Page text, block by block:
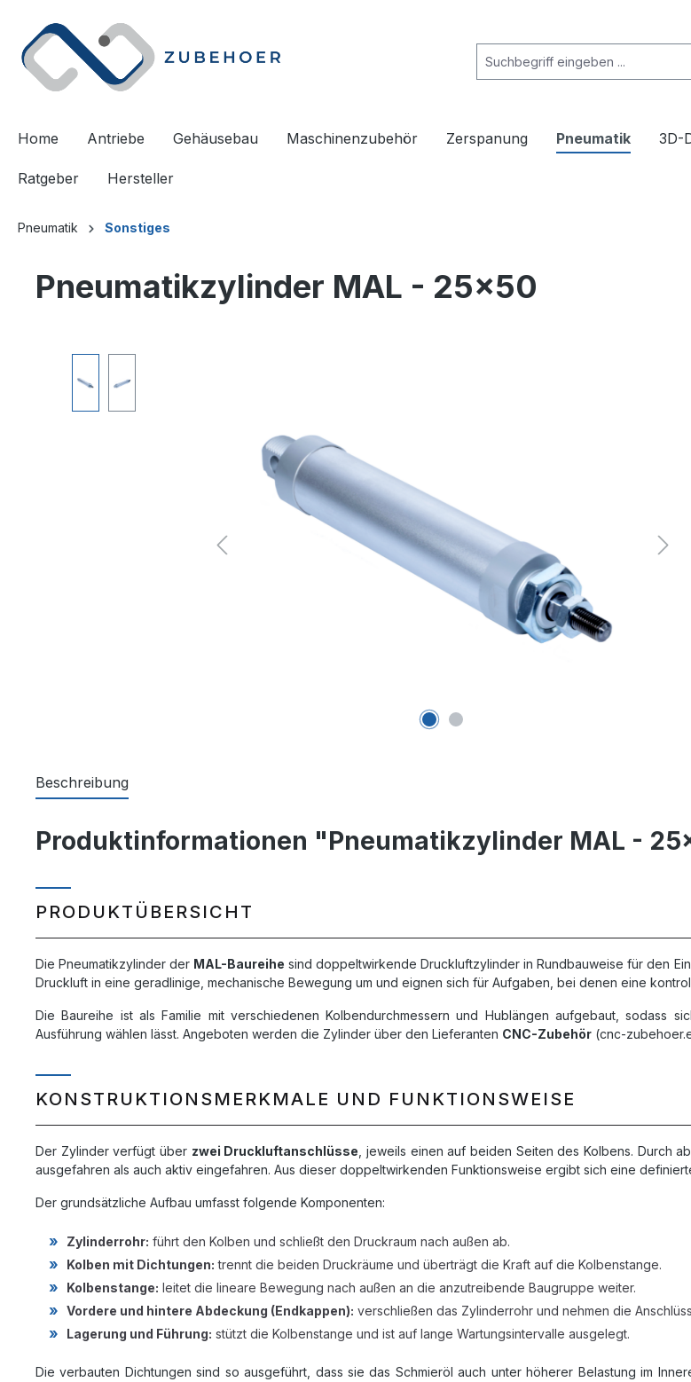
Home Antriebe Gehäusebau Maschinenzubehör Zerspanung Pneumatik 3D-
Ratgeber Hersteller
Pneumatik Sonstiges
Pneumatikzylinder MAL - 25x50
Beschreibung
Produktinformationen "Pneumatikzylinder MAL -
PRODUKTÜBERSICHT
Die Pneumatikzylinder der MAL-Baureihe sind doppeltwirkende Druckluftzylinder in Rundbauweise für den
Druckluft in eine geradlinige, mechanische Bewegung um und eignen sich für Aufgaben, bei denen eine
Die Baureihe ist als Familie mit verschiedenen Kolbendurchmessern und Hublängen aufgebaut, sodass
Ausführung wählen lässt. Angeboten werden die Zylinder über den Lieferanten CNC-Zubehör (cnc-
KONSTRUKTIONSMERKMALE UND FUNKTIONSWEISE
Der Zylinder verfügt über zwei Druckluftanschlüsse , jeweils einen auf beiden Seiten des Kolbens. Durch
ausgefahren als auch aktiv eingefahren. Aus dieser doppeltwirkenden Funktionsweise ergibt sich eine
Der grundsätzliche Aufbau umfasst folgende Komponenten:
Zylinderrohr: führt den Kolben und schließt den Druckraum nach außen ab.
Kolben mit Dichtungen: trennt die beiden Druckräume und überträgt die Kraft auf die Kolbenstange.
Kolbenstange: leitet die lineare Bewegung nach außen an die anzutreibende Baugruppe weiter.
Vordere und hintere Abdeckung (Endkappen): verschließen das Zylinderrohr und nehmen die
Lagerung und Führung: stützt die Kolbenstange und ist auf lange Wartungsintervalle ausgelegt.
Die verbauten Dichtungen sind so ausgeführt, dass sie das Schmieröl auch unter höherer Belastung im